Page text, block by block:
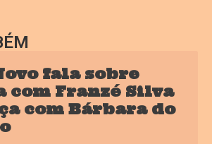
fala sobre
com Franzé Silva
com Bárbara do